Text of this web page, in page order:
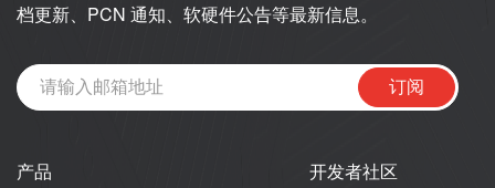
档更新、PCN 通知、软硬件公告等最新信息。
订阅
产品 开发者社区